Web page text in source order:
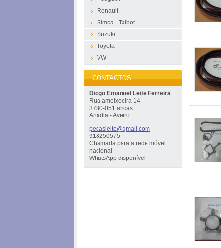
Renault
Simca - Talbot
Suzuki
Toyota
VW
CONTACTOS
Diogo Emanuel Leite Ferreira
Rua ameixoeira 14
3780-051 ancas
Anadia - Aveiro
pecasleite@gmail .com
918250575
Chamada para a rede móvel
nacional
WhatsApp disponível